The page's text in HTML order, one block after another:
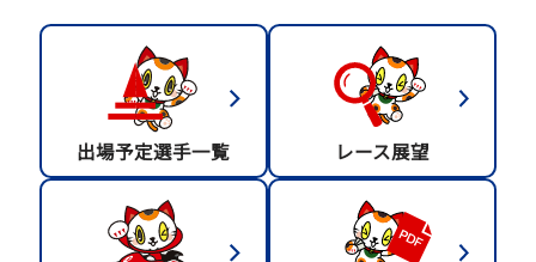
出場予定選手一覧 レース展望